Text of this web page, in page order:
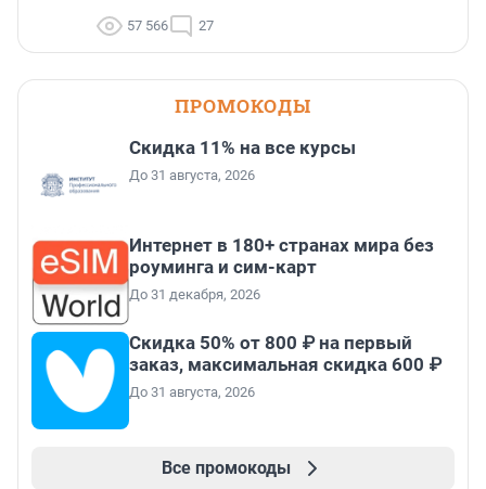
57 566 27
ПРОМОКОДЫ
Скидка 11% на все курсы
До 31 августа, 2026
Интернет в 180+ странах мира без
роуминга и сим-карт
До 31 декабря, 2026
Скидка 50% от 800 ₽ на первый
заказ, максимальная скидка 600 ₽
До 31 августа, 2026
Все промокоды